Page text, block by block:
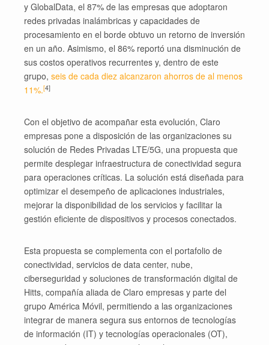
y GlobalData, el 87% de las empresas que adoptaron
redes privadas inalámbricas y capacidades de
procesamiento en el borde obtuvo un retorno de inversión
en un año. Asimismo, el 86% reportó una disminución de
sus costos operativos recurrentes y, dentro de este
grupo, seis de cada diez alcanzaron ahorros de al menos
11%.[4]
Con el objetivo de acompañar esta evolución, Claro
empresas pone a disposición de las organizaciones su
solución de Redes Privadas LTE/5G, una propuesta que
permite desplegar infraestructura de conectividad segura
para operaciones críticas. La solución está diseñada para
optimizar el desempeño de aplicaciones industriales,
mejorar la disponibilidad de los servicios y facilitar la
gestión eficiente de dispositivos y procesos conectados.
Esta propuesta se complementa con el portafolio de
conectividad, servicios de data center, nube,
ciberseguridad y soluciones de transformación digital de
Hitts, compañía aliada de Claro empresas y parte del
grupo América Móvil, permitiendo a las organizaciones
integrar de manera segura sus entornos de tecnologías
de información (IT) y tecnologías operacionales (OT),